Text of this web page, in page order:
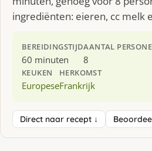
ingrediënten: eieren, cc melk
BEREIDINGSTIJD
60 minuten
AANTAL
8
KEUKEN
Europese
HERKOMST
Frankrijk
Direct naar recept ↓